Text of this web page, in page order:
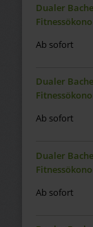
Dualer
Ab sofort
Dualer
Ab sofort
Dualer
Ab sofort